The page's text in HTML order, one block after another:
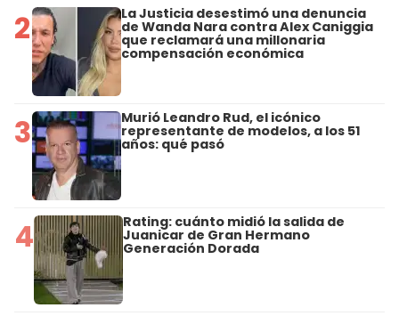
2 La Justicia desestimó una denuncia
de Wanda Nara contra Alex Caniggia
que reclamará una millonaria
compensación económica
3 Murió Leandro Rud, el icónico
representante de modelos, a los 51
años: qué pasó
4 Rating: cuánto midió la salida de
Juanicar de Gran Hermano
Generación Dorada